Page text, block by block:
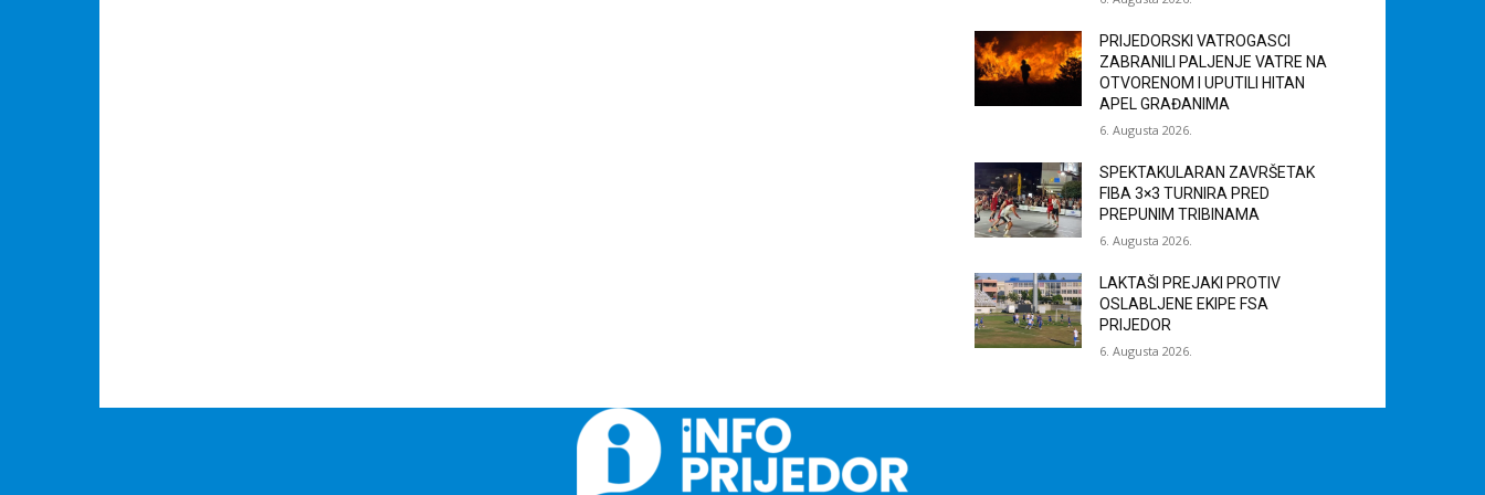
PRIJEDORSKI VATROGASCI
ZABRANILI PALJENJE VATRE NA
OTVORENOM I UPUTILI HITAN
APEL GRAĐANIMA
6. Augusta 2026.
SPEKTAKULARAN ZAVRŠETAK
FIBA 3×3 TURNIRA PRED
PREPUNIM TRIBINAMA
6. Augusta 2026.
LAKTAŠI PREJAKI PROTIV
OSLABLJENE EKIPE FSA
PRIJEDOR
6. Augusta 2026.